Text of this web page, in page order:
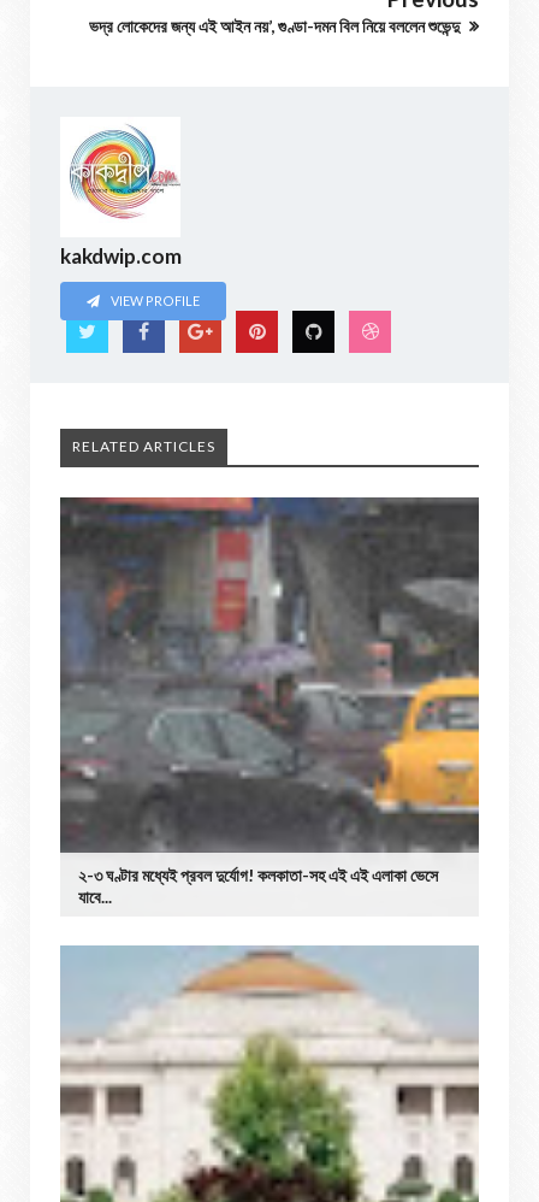
ভদ্র লোকেদের জন্য এই আইন নয়’, গুণ্ডা-দমন বিল নিয়ে বললেন শুভেন্দু
kakdwip.com
VIEW PROFILE
RELATED ARTICLES
২-৩ ঘণ্টার মধ্যেই প্রবল দুর্যোগ! কলকাতা-সহ এই এই এলাকা ভেসে
যাবে...